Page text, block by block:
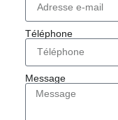
Téléphone
Message